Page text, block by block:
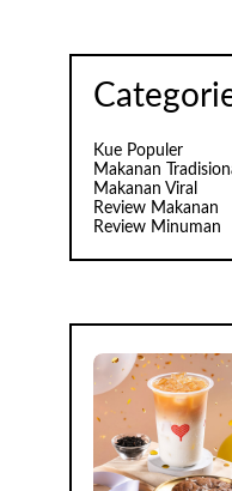
Kue Populer
Makanan
Makanan Viral
Review Makanan
Review Minuman